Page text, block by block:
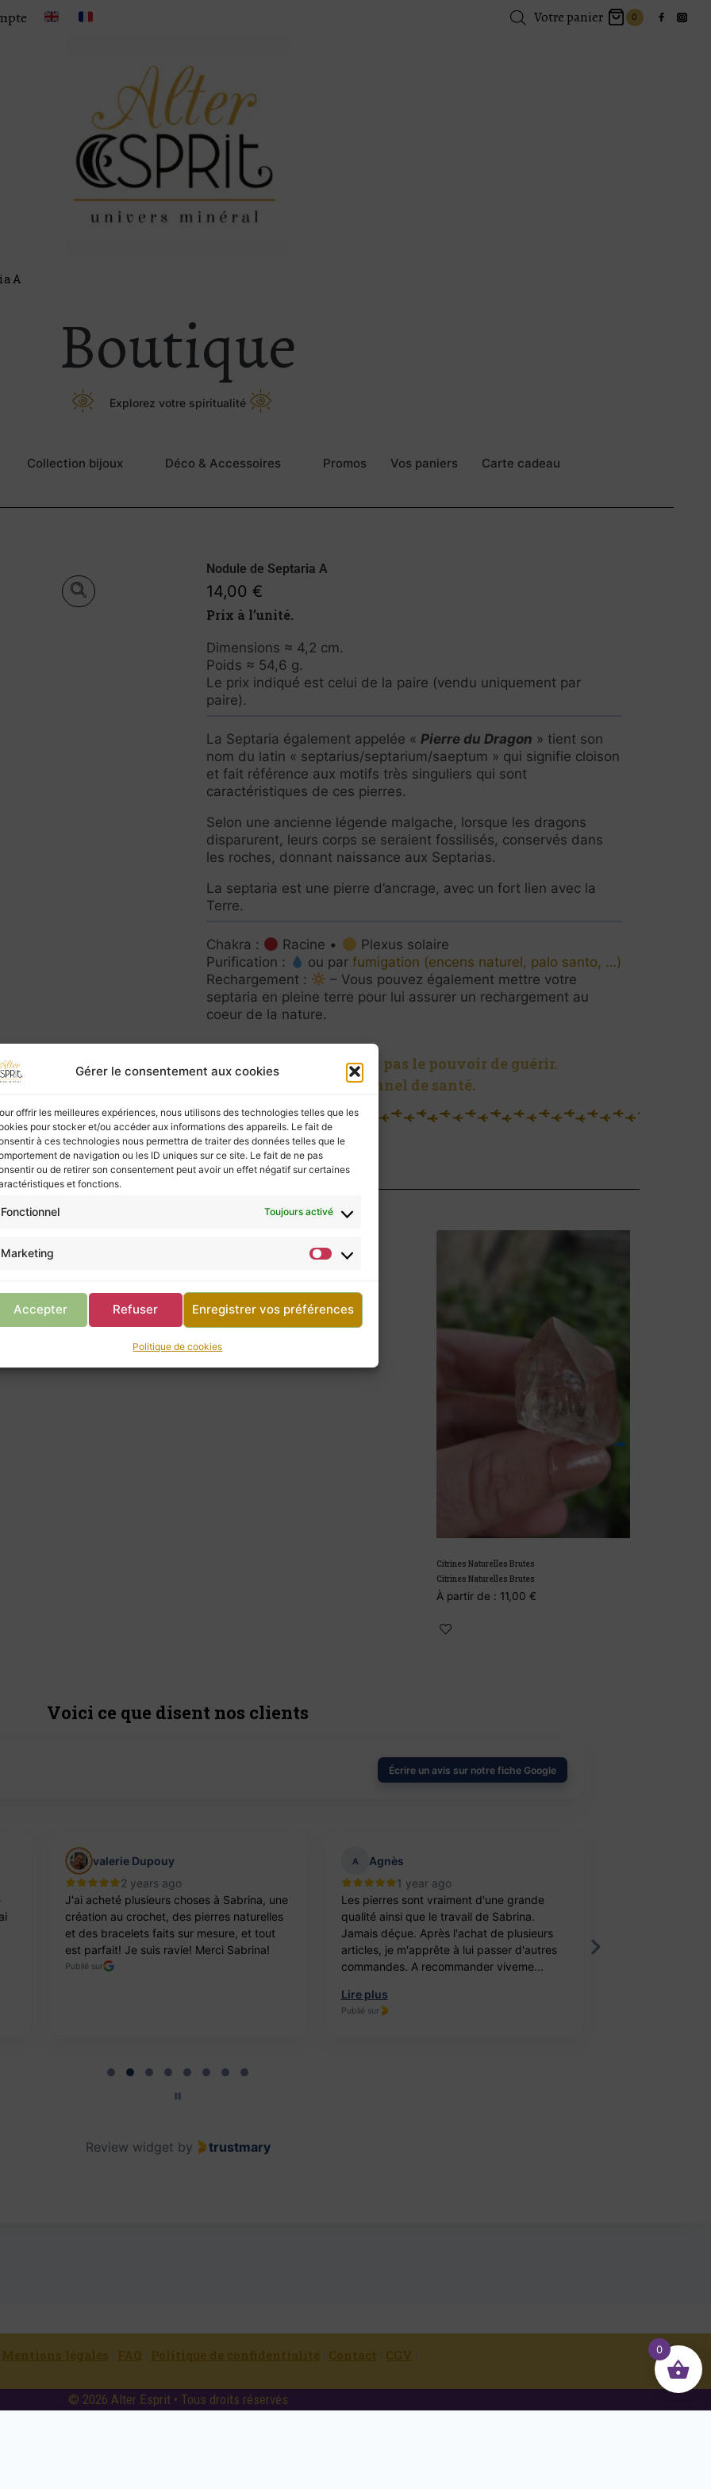
Gérer le consentement aux cookies
offrir les meilleures expériences, nous utilisons des technologies telles que les
pour stocker et/ou accéder aux informations des appareils. Le fait de
à ces technologies nous permettra de traiter des données telles que le
de navigation ou les ID uniques sur ce site. Le fait de ne pas
ou de retirer son consentement peut avoir un effet négatif sur certaines
et fonctions.
Fonctionnel Toujours activé
Marketing
Accepter Refuser Enregistrer vos préférences
Politique de cookies
Votre panier 0
A
Boutique
Explorez votre spiritualité
Collection bijoux Déco & Accessoires Promos Vos paniers Carte cadeau
Nodule de Septaria A
14,00 €
Prix à l’unité.
Dimensions ≈ 4,2 cm.
Poids ≈ 54,6 g.
Le prix indiqué est celui de la paire (vendu uniquement par
paire).
La Septaria également appelée « Pierre du Dragon » tient son
nom du latin « septarius/septarium/saeptum » qui signifie cloison
et fait référence aux motifs très singuliers qui sont
caractéristiques de ces pierres.
Selon une ancienne légende malgache, lorsque les dragons
disparurent, leurs corps se seraient fossilisés, conservés dans
les roches, donnant naissance aux Septarias.
La septaria est une pierre d’ancrage, avec un fort lien avec la
Terre.
Chakra : Racine •
Plexus solaire
Purification :
ou parfumigation (encens naturel, palo santo, …)
Rechargement :
– Vous pouvez également mettre votre
septaria en pleine terre pour lui assurer un rechargement au
coeur de la nature.
à ceux qui les écoutent, mais elles ne possèdent pas le pouvoir de guérir.
ne négligez pas la consultation d’un professionnel de santé.
Retour à la boutique
:7,00 14,00
Citrines Naturelles Brutes
Citrines Naturelles Brutes
À partir de :11,00€
Voici ce que disent nos clients
Écrire un avis sur notre fiche Google
valerie Dupouy
2 years ago
J'ai acheté plusieurs choses à Sabrina, une
création au crochet, des pierres naturelles
et des bracelets faits sur mesure, et tout
est parfait! Je suis ravie! Merci Sabrina!
Publié sur
A
Agnès
1 year ago
Les pierres sont vraiment d'une grande
qualité ainsi que le travail de Sabrina.
Jamais déçue. Après l'achat de plusieurs
articles, je m'apprête à lui passer d'autres
commandes. A recommander viveme...
Lire plus
Publié sur
Review widget by trustmary
Mentions légales | FAQ | Politique de confidentialité | Contact | CGV |
© 2026 Alter Esprit • Tous droits réservés
0